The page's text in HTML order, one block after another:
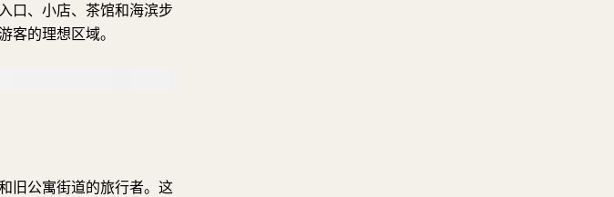
口、小店、茶馆和海滨步
的理想区域。
旧公寓街道的旅行者。这